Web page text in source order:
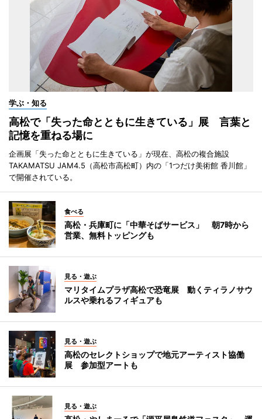
学ぶ・知る
高松で「失った命とともに生きている」展 言葉と
記憶を重ねる場に
企画展「失った命とともに生きている」が現在、高松の複合施設
TAKAMATSU JAM4.5（高松市高松町）内の「1つだけ美術館 香川館」
で開催されている。
食べる
高松・兵庫町に「中華そばサービス」 朝7時から
営業、無料トッピングも
見る・遊ぶ
マリタイムプラザ高松で恐竜展 動くティラノサウ
ルスや乗れるフィギュアも
見る・遊ぶ
高松のセレクトショップで地元アーティスト協働
展 参加型アートも
見る・遊ぶ